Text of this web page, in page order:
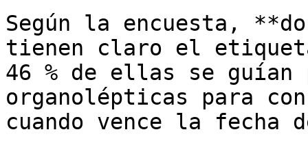
Según la encuesta,
tienen claro el
46 % de ellas se
organolépticas para
cuando vence la fecha